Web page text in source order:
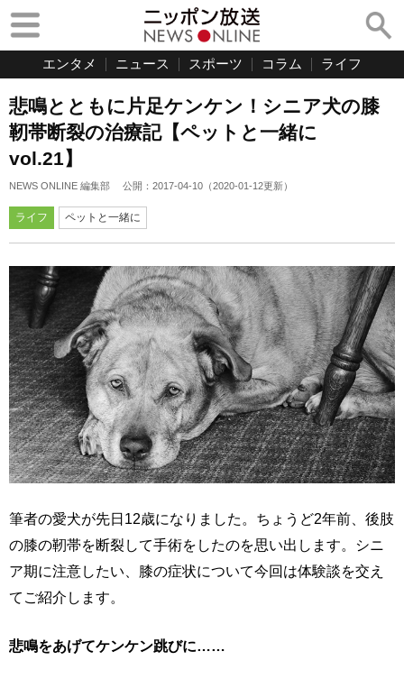
エンタメ ニュース スポーツ コラム ライフ
悲鳴とともに片足ケンケン！シニア犬の膝
靭帯断裂の治療記【ペットと一緒に
vol.21】
NEWS ONLINE 編集部 公開： 2017-04-10 （2020-01-12更新）
ライフ ペットと一緒に
筆者の愛犬が先日12歳になりました。ちょうど2年前、後肢
の膝の靭帯を断裂して手術をしたのを思い出します。シニ
ア期に注意したい、膝の症状について今回は体験談を交え
てご紹介します。
悲鳴をあげてケンケン跳びに……